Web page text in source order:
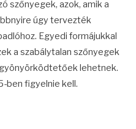
szőnyegek, azok, amik a
úgy tervezték
Egyedi formájukkal
a szabálytalan szőnyegek
lehetnek.
ben figyelnie kell.